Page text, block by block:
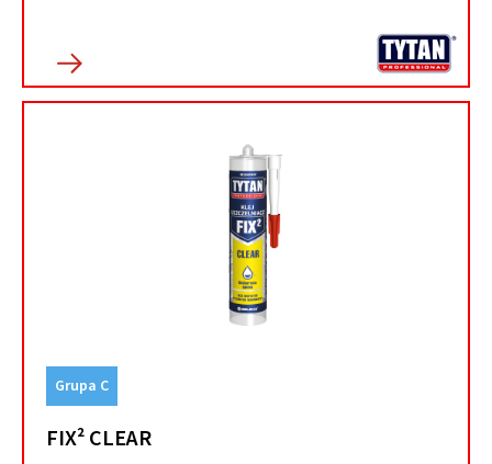
Grupa C
FIX² CLEAR